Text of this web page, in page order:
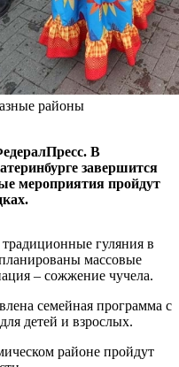
районы
В
завершится
мероприятия пройдут
гуляния в
массовые
– сожжение чучела.
семейная программа с
детей и взрослых.
районе пройдут